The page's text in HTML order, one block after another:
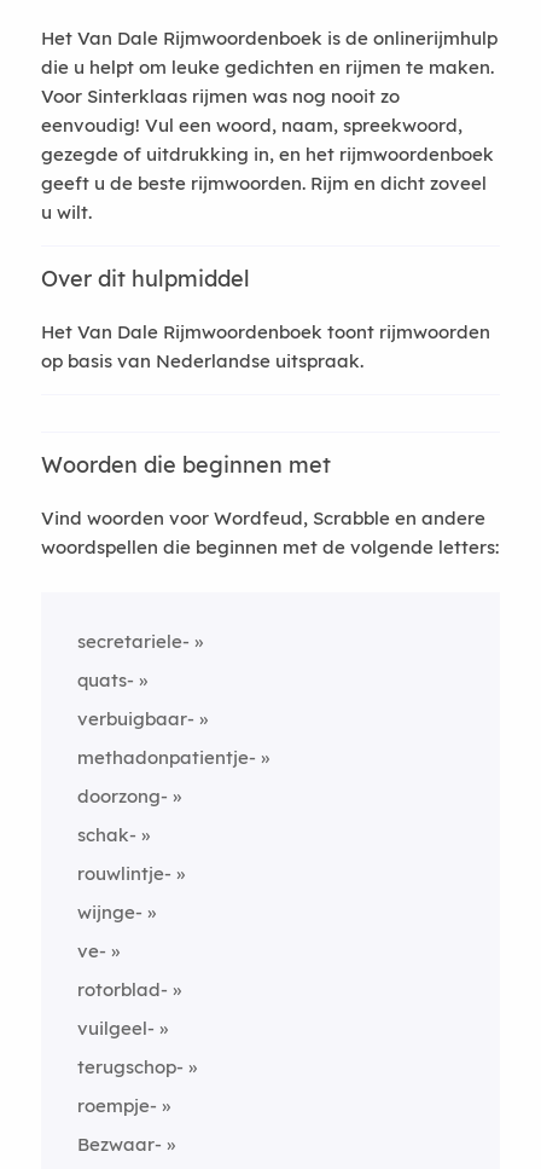
Het Van Dale Rijmwoordenboek is de onlinerijmhulp
die u helpt om leuke gedichten en rijmen te maken.
Voor Sinterklaas rijmen was nog nooit zo
eenvoudig! Vul een woord, naam, spreekwoord,
gezegde of uitdrukking in, en het rijmwoordenboek
geeft u de beste rijmwoorden. Rijm en dicht zoveel
u wilt.
Over dit hulpmiddel
Het Van Dale Rijmwoordenboek toont rijmwoorden
op basis van Nederlandse uitspraak.
Woorden die beginnen met
Vind woorden voor Wordfeud, Scrabble en andere
woordspellen die beginnen met de volgende letters:
secretariele-
quats-
verbuigbaar-
methadonpatientje-
doorzong-
schak-
rouwlintje-
wijnge-
ve-
rotorblad-
vuilgeel-
terugschop-
roempje-
Bezwaar-